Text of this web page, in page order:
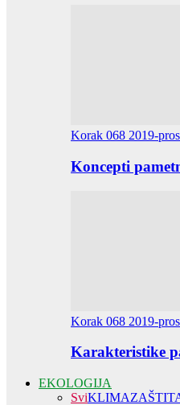
Korak 068 2019-
Koncepti
Korak 068 2019-
Karakteristike
EKOLOGIJA
SviKLIMA